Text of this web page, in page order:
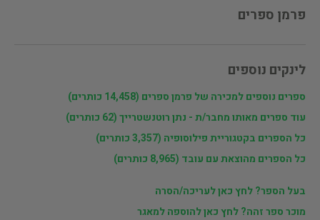
פרמן ספרים
לינקים נוספים
ספרים נוספים למכירה של פרמן ספרים (14,458 כותרים)
עוד ספרים מאותו מחבר/ת - נתן רוטנשטרייך (62 כותרים)
כל הספרים בקטגוריית פילוסופיה (3,357 כותרים)
כל הספרים מהוצאת עם עובד (8,965 כותרים)
בעל הספר? לחץ כאן לעריכה/הסרה
מוכר ספר זהה? לחץ כאן להוספה למאגר